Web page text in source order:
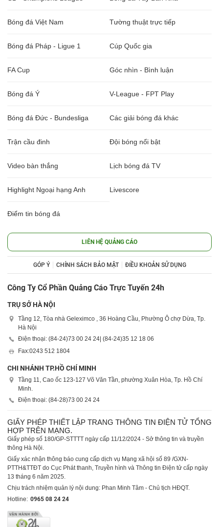
Bóng đá Việt Nam Tường thuật trực tiếp
Bóng đá Pháp - Ligue 1 Cúp Quốc gia
FA Cup Góc nhìn - Bình luận
Bóng đá Ý V-League - FPT Play
Bóng đá Đức - Bundesliga Các giải bóng đá khác
Trận cầu đinh Đội bóng nổi bật
Video bàn thắng Lịch bóng đá TV
Highlight Ngoại hạng Anh Livescore
Điểm tin bóng đá
LIÊN HỆ QUẢNG CÁO
GÓP Ý CHÍNH SÁCH BẢO MẬT ĐIỀU KHOẢN SỬ DỤNG
Công Ty Cổ Phần Quảng Cáo Trực Tuyến 24h
TRỤ SỞ HÀ NỘI
Tầng 12, Tòa nhà Geleximco , 36 Hoàng Cầu, Phường Ô chợ Dừa, Tp.
Hà Nội
Điện thoại: (84-24)73 00 24 24| (84-24)35 12 18 06
Fax:0243 512 1804
CHI NHÁNH TP.HỒ CHÍ MINH
Tầng 11, Cao ốc 123-127 Võ Văn Tần, phường Xuân Hòa, Tp. Hồ Chí
Minh.
Điện thoại: (84-28)73 00 24 24
GIẤY PHÉP THIẾT LẬP TRANG THÔNG TIN ĐIỆN TỬ TỔNG
HỢP TRÊN MẠNG.
Giấy phép số 180/GP-STTTT ngày cấp 11/12/2024 - Sở thông tin và truyền
thông Hà Nội.
Giấy xác nhận thông báo cung cấp dịch vụ Mạng xã hội số 89 /GXN-
PTTH&TTĐT do Cục Phát thanh, Truyền hình và Thông tin Điện tử cấp ngày
13 tháng 6 năm 2025.
Chịu trách nhiệm quản lý nội dung: Phan Minh Tâm - Chủ tịch HĐQT.
Hotline: 0965 08 24 24